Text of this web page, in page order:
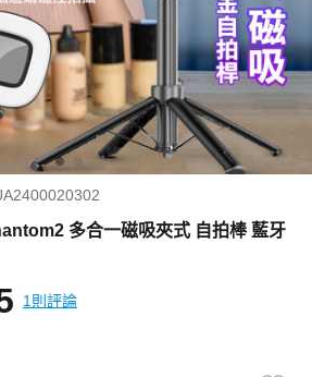
多合一磁吸夾式 自拍棒 藍牙
1則評論